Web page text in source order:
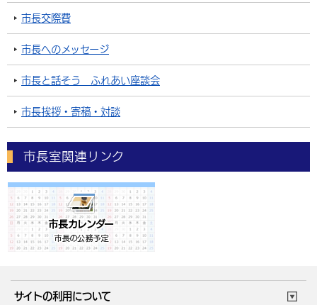
市長交際費
市長へのメッセージ
市長と話そう ふれあい座談会
市長挨拶・寄稿・対談
市長室関連リンク
サイトの利用について